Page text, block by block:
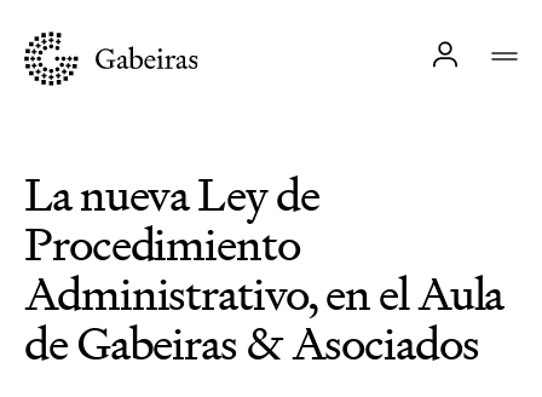
La nueva Ley de
Procedimiento
Administrativo, en el Aula
de Gabeiras & Asociados